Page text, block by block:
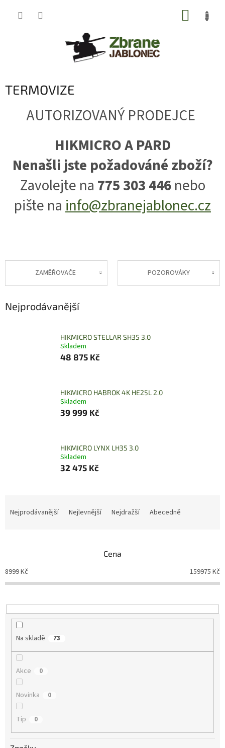
TERMOVIZE
AUTORIZOVANÝ PRODEJCE
HIKMICRO A PARD
Nenašli jste požadováné zboží?
Zavolejte na 775 303 446nebo
pište nainfo@zbranejablonec.cz
ZAMĚŘOVAČE POZOROVÁKY
Nejprodávanější
HIKMICRO STELLAR SH35 3.0
Skladem
48 875 Kč
HIKMICRO HABROK 4K HE25L 2.0
Skladem
39 999 Kč
HIKMICRO LYNX LH35 3.0
Skladem
32 475 Kč
p
r
o
u
Nejprodávanější Nejlevnější Nejdražší Abecedně
Cena
8999Kč 159975 Kč
Na skladě 73
Akce 0
Novinka 0
Tip 0